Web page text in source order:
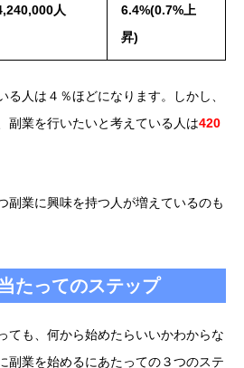
人
6.4%(0.7%上
昇)
る人は４％ほどになります。しかし、
副業を行いたいと考えている人は420
副業に興味を持つ人が増えているのも
たってのステップ
ても、何から始めたらいいかわからな
副業を始めるにあたっての３つのステ